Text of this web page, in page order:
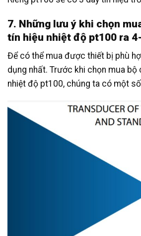
7. Những lưu ý khi chọn
tín hiệu nhiệt độ pt100 ra
Để có thể mua được thiết bị phù
dụng nhất. Trước khi chọn mua bộ
nhiệt độ pt100, chúng ta có một